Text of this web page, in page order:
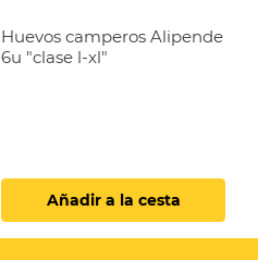
Huevos camperos Alipende
6u "clase l-xl"
Añadir a la cesta